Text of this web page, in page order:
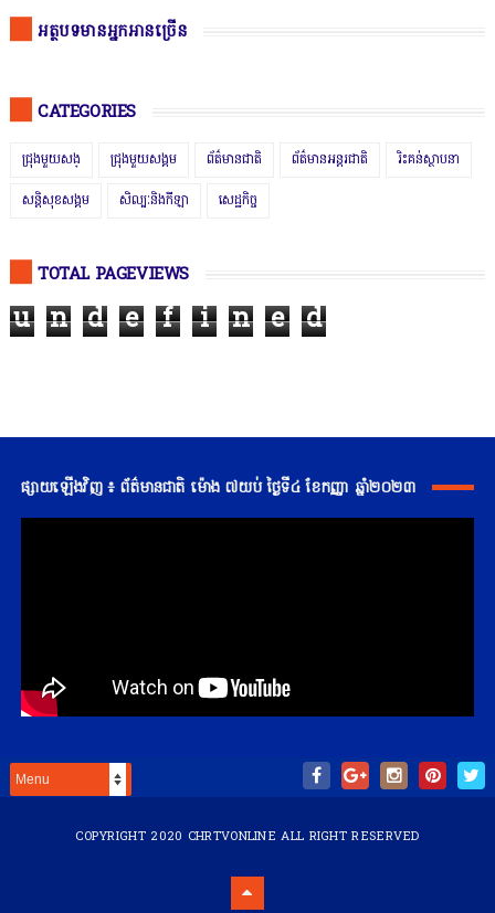
អត្ថបទមានអ្នកអានច្រើន
CATEGORIES
ជ្រុងមួយសង្ ជ្រុងមួយសង្គម ព័ត៌មានជាតិ ព័ត៌មានអន្តរជាតិ រិះគន់ស្ថាបនា
សន្តិសុខសង្គម សិល្បៈនិងកីឡា សេដ្ឋកិច្ច
TOTAL PAGEVIEWS
u n d e f i n e d
ផ្សាយឡើងវិញ ៖ ព័ត៌មានជាតិ ម៉ោង ៧យប់ ថ្ងៃទី៤ ខែកញ្ញា ឆ្នាំ២០២៣
COPYRIGHT 2020 CHRTVONLINE ALL RIGHT RESERVED